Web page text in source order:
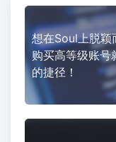
想在Soul上脱颖
购买高等级账号
的捷径！